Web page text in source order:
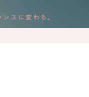
スに変わる。